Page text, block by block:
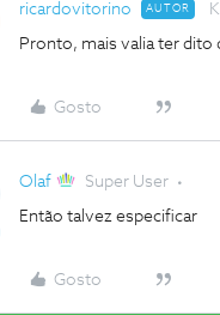
ricardovitorino AUTOR
Pronto, mais valia ter dito
Gosto
Olaf Super User
Então talvez especificar
Gosto